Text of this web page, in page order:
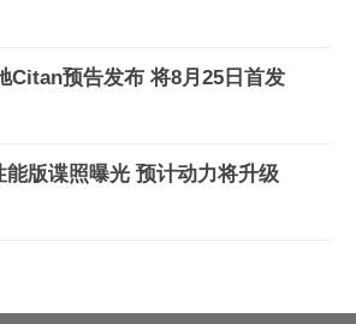
Citan预告发布 将8月25日首发
版谍照曝光 预计动力将升级